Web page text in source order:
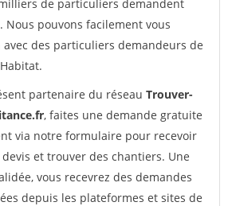
de particuliers demandent
Nous pouvons facilement vous
des particuliers demandeurs de
partenaire du réseau Trouver-
, faites une demande gratuite
via notre formulaire pour recevoir
et trouver des chantiers. Une
vous recevrez des demandes
depuis les plateformes et sites de